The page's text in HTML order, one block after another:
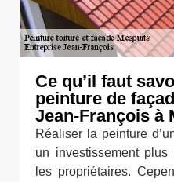
Ce qu’il faut
peinture de
Jean-François à
Réaliser la peinture
un investissement
les propriétaires.